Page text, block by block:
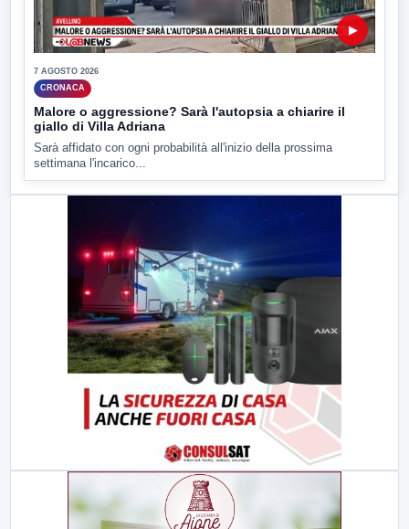
▶
7 AGOSTO 2026
CRONACA
Malore o aggressione? Sarà l'autopsia a chiarire il
giallo di Villa Adriana
Sarà affidato con ogni probabilità all'inizio della prossima
settimana l'incarico...